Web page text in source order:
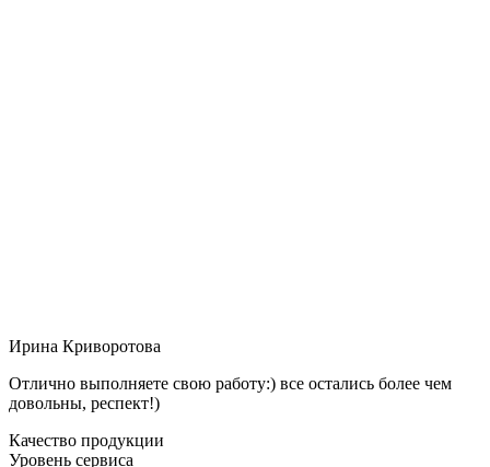
Ирина Криворотова
Отлично выполняете свою работу:) все остались более чем
довольны, респект!)
Качество продукции
Уровень сервиса